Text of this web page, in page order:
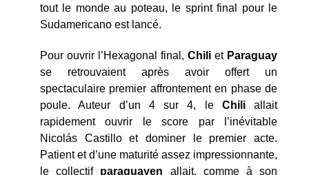
tout le monde au poteau, le sprint final pour le
Sudamericano est lancé.
Pour ouvrir l’Hexagonal final, Chili et Paraguay
se retrouvaient après avoir offert un
spectaculaire premier affrontement en phase de
poule. Auteur d’un 4 sur 4, le Chiliallait
rapidement ouvrir le score par l’inévitable
Nicolás Castillo et dominer le premier acte.
Patient et d’une maturité assez impressionnante,
le collectif paraguayen allait, comme à son